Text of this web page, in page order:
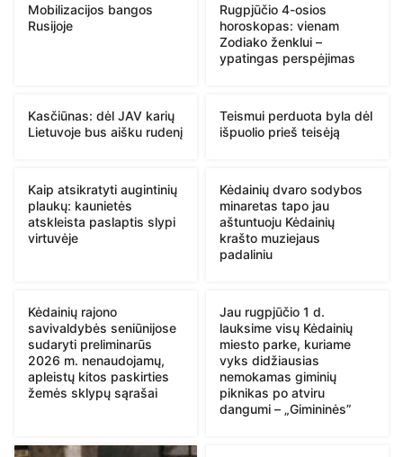
Mobilizacijos bangos
Rusijoje
Rugpjūčio 4-osios
horoskopas: vienam
Zodiako ženklui –
ypatingas perspėjimas
Kasčiūnas: dėl JAV karių
Lietuvoje bus aišku rudenį
Teismui perduota byla dėl
išpuolio prieš teisėją
Kaip atsikratyti augintinių
plaukų: kaunietės
atskleista paslaptis slypi
virtuvėje
Kėdainių dvaro sodybos
minaretas tapo jau
aštuntuoju Kėdainių
krašto muziejaus
padaliniu
Kėdainių rajono
savivaldybės seniūnijose
sudaryti preliminarūs
2026 m. nenaudojamų,
apleistų kitos paskirties
žemės sklypų sąrašai
Jau rugpjūčio 1 d.
lauksime visų Kėdainių
miesto parke, kuriame
vyks didžiausias
nemokamas giminių
piknikas po atviru
dangumi – „Gimininės”